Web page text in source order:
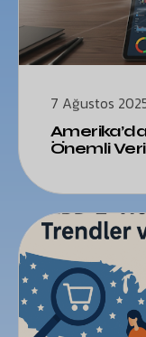
7 Ağustos
Önemli